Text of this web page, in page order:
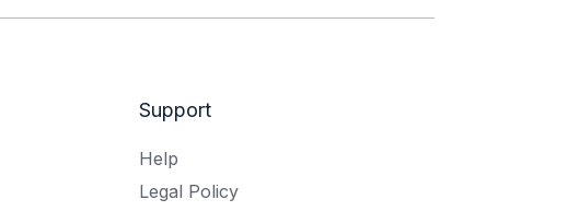
Support
Help
Legal Policy